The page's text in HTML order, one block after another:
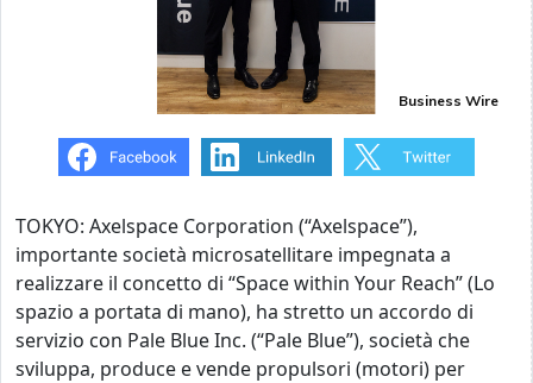
Business Wire
TOKYO: Axelspace Corporation (“Axelspace”),
importante società microsatellitare impegnata a
realizzare il concetto di “Space within Your Reach” (Lo
spazio a portata di mano), ha stretto un accordo di
servizio con Pale Blue Inc. (“Pale Blue”), società che
sviluppa, produce e vende propulsori (motori) per